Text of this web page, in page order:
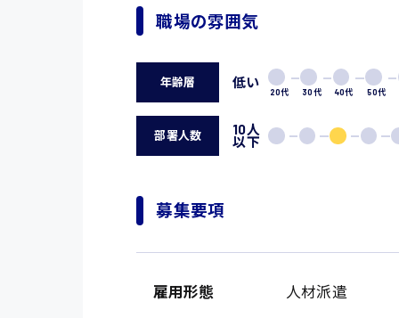
職場の雰囲気
年齢層 低い
20代 30代 40代 50代
部署人数 10人
以下
募集要項
雇用形態 人材派遣